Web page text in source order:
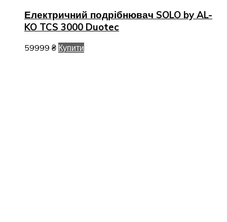
Електричний подрібнювач SOLO by AL-
KO TCS 3000 Duotec
59999 ₴ Купити